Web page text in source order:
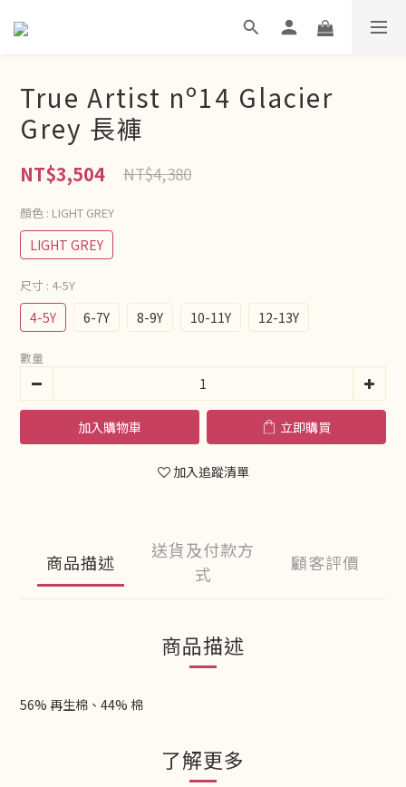
True Artist nº14 Glacier
Grey 長褲
NT$3,504 NT$4,380
顏色 : LIGHT GREY
LIGHT GREY
尺寸 : 4-5Y
4-5Y 6-7Y 8-9Y 10-11Y 12-13Y
數量
加入購物車 立即購買
加入追蹤清單
商品描述
送貨及付款方
式
顧客評價
商品描述
56% 再生棉、44% 棉
了解更多